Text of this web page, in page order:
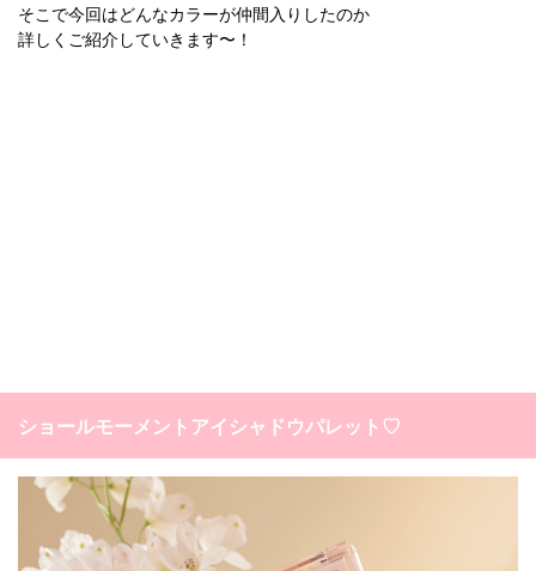
そこで今回はどんなカラーが仲間入りしたのか
詳しくご紹介していきます〜！
ショールモーメントアイシャドウパレット♡